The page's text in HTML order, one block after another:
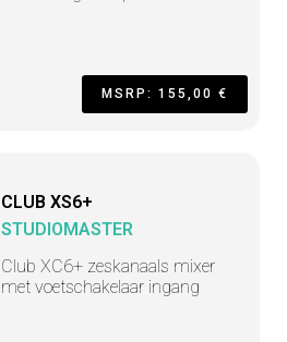
MSRP: 155,00 €
CLUB XS6+
STUDIOMASTER
Club XC6+ zeskanaals mixer
met voetschakelaar ingang